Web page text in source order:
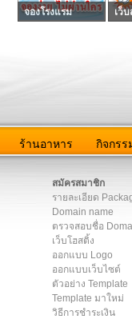
จองโรงแรม เว็
ร้านอาหาร กิจกรร
สมัครสมาชิก
รายละเอียด
Domain name
ตรวจสอบชื่อ
เว็บโฮสติ้ง
ออกแบบ Logo
ออกแบบเว็บไซต์
ตัวอย่าง Template
Template มาใหม่
วิธีการชำระเงิน